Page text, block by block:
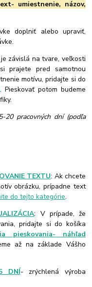
umiestnenie, názov,
doplniť alebo upraviť,
závislá na tvare, veľkosti
prajete pred samotnou
motívu, pridajte si do
. Pieskovať potom budeme
20 pracovných dní (podľa
TEXTU: Ak chcete
obrázku, prípadne text
do tejto kategórie.
: V prípade, že
pridajte si do košíka
pieskovania- náhľad
až na základe Vášho
DNÍ- zrýchlená výroba